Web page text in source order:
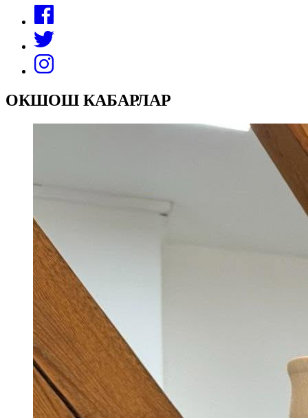
ОКШОШ КАБАРЛАР